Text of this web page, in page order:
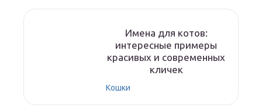
Имена для котов:
интересные примеры
красивых и современных
кличек
Кошки